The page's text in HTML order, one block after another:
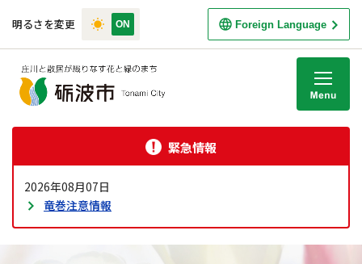
明るさを変更 Foreign Language
緊急情報
2026年08月07日
竜巻注意情報